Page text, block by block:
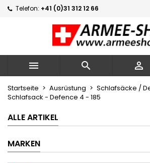
Telefon: +41 (0)31 312 12 66
  
Startseite Ausrüstung Schlafsäcke /
Schlafsack - Defence 4 - 185
ALLE ARTIKEL
MARKEN
Neue Liste erstellen
Name der Wunschliste
Abbrechen
Sie müssen angemeldet sein, um
Wunschliste hinzufügen zu können.
Abbrechen